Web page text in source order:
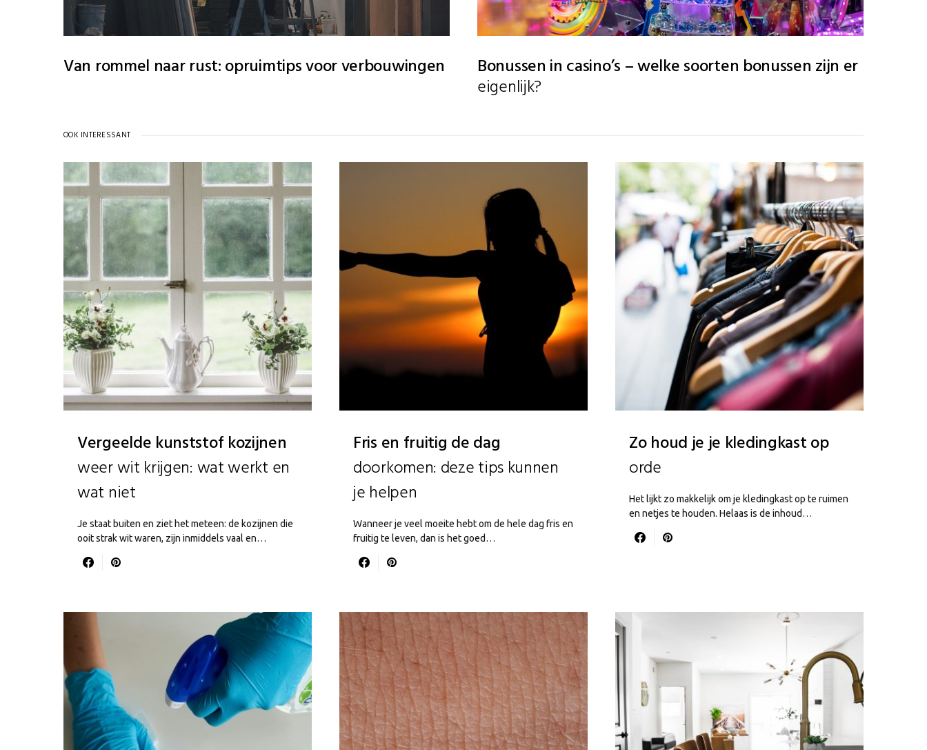
Van rommel naar rust: opruimtips voor verbouwingen Bonussen in casino’s – welke soorten bonussen zijn er
eigenlijk?
OOK INTERESSANT
Vergeelde kunststof kozijnen
weer wit krijgen: wat werkt en
wat niet
Je staat buiten en ziet het meteen: de kozijnen die
ooit strak wit waren, zijn inmiddels vaal en…
Fris en fruitig de dag
doorkomen: deze tips kunnen
je helpen
Wanneer je veel moeite hebt om de hele dag fris en
fruitig te leven, dan is het goed…
Zo houd je je kledingkast op
orde
Het lijkt zo makkelijk om je kledingkast op te ruimen
en netjes te houden. Helaas is de inhoud…